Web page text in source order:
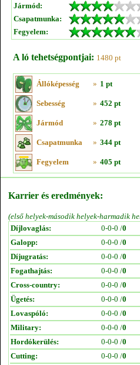
Jármód:
Csapatmunka:
Fegyelem:
A ló tehetségpontjai: 1480 pt
Állóképesség » 1 pt
Sebesség » 452 pt
Jármód » 278 pt
Csapatmunka » 344 pt
Fegyelem » 405 pt
Karrier és eredmények:
(első helyek-második helyek-harmadik
Díjlovaglás:
0-0-0 /0
Galopp:
0-0-0 /0
Díjugratás:
0-0-0 /0
Fogathajtás:
0-0-0 /0
Cross-country:
0-0-0 /0
Ügetés:
0-0-0 /0
Lovaspóló:
0-0-0 /0
Military:
0-0-0 /0
Hordókerülés:
0-0-0 /0
Cutting:
0-0-0 /0